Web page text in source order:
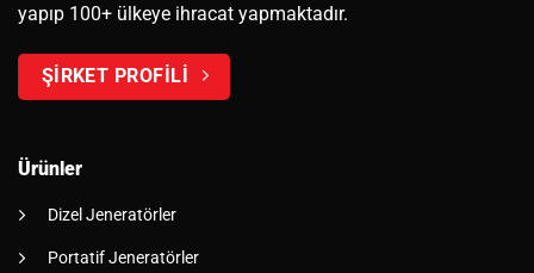
yapıp 100+ ülkeye ihracat yapmaktadır.
ŞİRKET PROFİLİ
Ürünler
Dizel Jeneratörler
Portatif Jeneratörler